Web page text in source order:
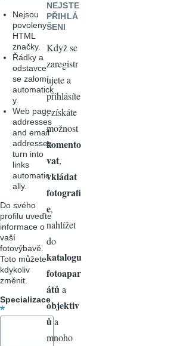
Nejsou
povoleny
HTML
značky.
Řádky a
odstavce
se zalomí
automatick
y.
Web page
addresses
and email
addresses
turn into
links
automatic
ally.
Do svého
profilu uveďte
informace o
vaší
fotovýbavě.
Toto můžete
kdykoliv
změnit.
Specializace
NEJSTE
PŘIHLÁ
ŠENI
Když se
zaregistr
ujete a
přihlásíte
, získáte
možnost
komento
vat,
vkládat
fotografi
e,
nahlížet
do
katalogu
fotoapar
átů a
objektiv
ůa
mnoho